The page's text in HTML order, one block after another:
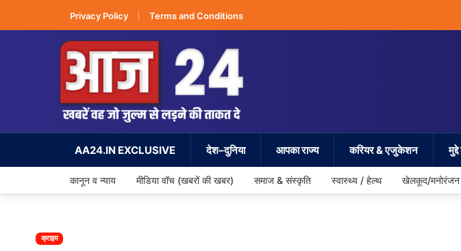
Privacy Policy Terms and Conditions
AA24.IN EXCLUSIVE देश–दुनिया आपका राज्य करियर & एजुकेशन
कानून व न्याय मीडिया वॉच (खबरों की खबर) समाज & संस्कृति स्वास्थ्य / हेल्थ खेलकूद/मनोरंजन
क्राइम